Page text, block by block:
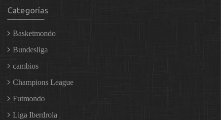
Categorías
Basketmondo
Bundesliga
cambios
Champions League
Futmondo
Liga Iberdrola